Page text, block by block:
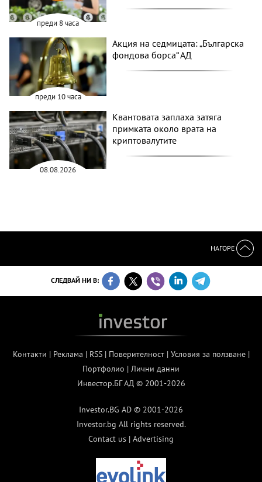
преди 8 часа
преди 10 часа
Акция на седмицата: „Българска
фондова борса“ АД
08.08.2026
Квантовата заплаха затяга
примката около врата на
криптовалутите
НАГОРЕ
СЛЕДВАЙ НИ В:
Контакти | Реклама | RSS| Поверителност| Условия за ползване|
Портфолио | Лични данни
Инвестор.БГ АД © 2001-2026
Investor.BG AD © 2001-2026
Investor.bg All rights reserved.
Contact us | Advertising